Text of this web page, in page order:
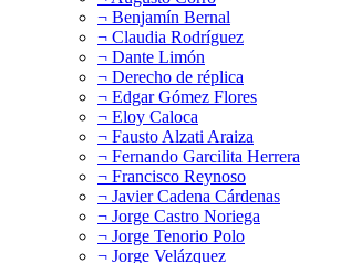
¬ Benjamín Bernal
¬ Claudia Rodríguez
¬ Dante Limón
¬ Derecho de réplica
¬ Edgar Gómez Flores
¬ Eloy Caloca
¬ Fausto Alzati Araiza
¬ Fernando Garcilita Herrera
¬ Francisco Reynoso
¬ Javier Cadena Cárdenas
¬ Jorge Castro Noriega
¬ Jorge Tenorio Polo
¬ Jorge Velázquez